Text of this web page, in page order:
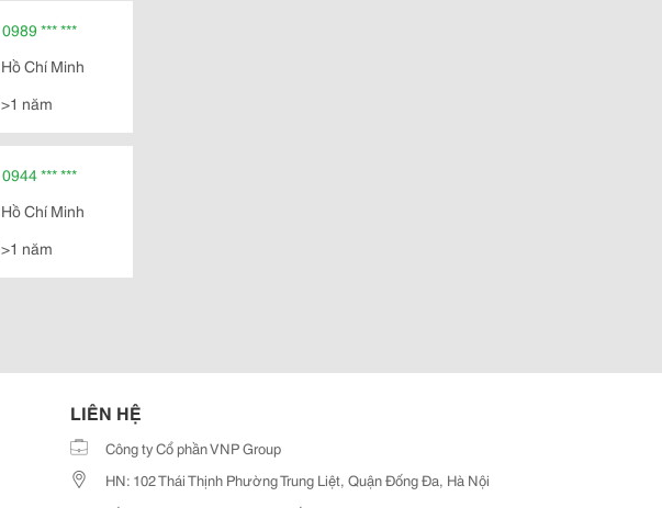
0989 *** ***
Hồ Chí Minh
>1 năm
0944 *** ***
Hồ Chí Minh
>1 năm
LIÊN HỆ
Công ty Cổ phần VNP Group
HN: 102 Thái Thịnh Phường Trung Liệt, Quận Đống Đa, Hà Nội